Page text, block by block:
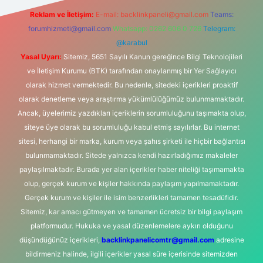
Reklam ve İletişim: E-mail: backlinkpaneli@gmail.com Teams:
forumhizmeti@gmail.com Whatsapp: 0262 606 0 726 Telegram:
@karabul
Yasal Uyarı: Sitemiz, 5651 Sayılı Kanun gereğince Bilgi Teknolojileri
ve İletişim Kurumu (BTK) tarafından onaylanmış bir Yer Sağlayıcı
olarak hizmet vermektedir. Bu nedenle, sitedeki içerikleri proaktif
olarak denetleme veya araştırma yükümlülüğümüz bulunmamaktadır.
Ancak, üyelerimiz yazdıkları içeriklerin sorumluluğunu taşımakta olup,
siteye üye olarak bu sorumluluğu kabul etmiş sayılırlar. Bu internet
sitesi, herhangi bir marka, kurum veya şahıs şirketi ile hiçbir bağlantısı
bulunmamaktadır. Sitede yalnızca kendi hazırladığımız makaleler
paylaşılmaktadır. Burada yer alan içerikler haber niteliği taşımamakta
olup, gerçek kurum ve kişiler hakkında paylaşım yapılmamaktadır.
Gerçek kurum ve kişiler ile isim benzerlikleri tamamen tesadüfidir.
Sitemiz, kar amacı gütmeyen ve tamamen ücretsiz bir bilgi paylaşım
platformudur. Hukuka ve yasal düzenlemelere aykırı olduğunu
düşündüğünüz içerikleri, backlinkpanelicomtr@gmail.comadresine
bildirmeniz halinde, ilgili içerikler yasal süre içerisinde sitemizden